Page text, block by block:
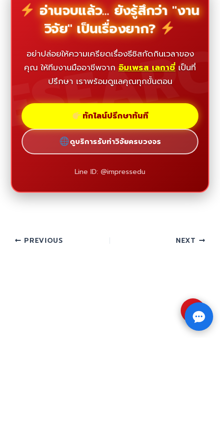
อ่านจบแล้ว... ยังรู้สึกว่า "งาน
วิจัย" เป็นเรื่องยาก?
อย่าปล่อยให้ความเครียดเรื่องธีซิสกัดกินเวลาของ
คุณ ให้ทีมงานมืออาชีพจาก อิมเพรส เลกาซี่ เป็นที่
ปรึกษา เราพร้อมดูแลคุณทุกขั้นตอน
ทักไลน์ปรึกษาทันที
ดูบริการรับทำวิจัยครบวงจร
Line ID: @impressedu
PREVIOUS NEXT
⇧